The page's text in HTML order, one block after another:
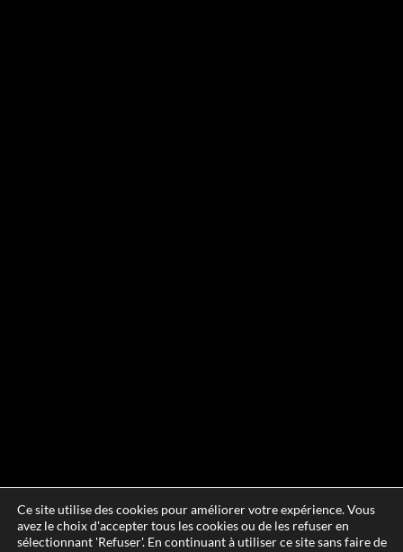
Ce site utilise des cookies pour améliorer votre expérience. Vous
avez le choix d'accepter tous les cookies ou de les refuser en
sélectionnant 'Refuser'. En continuant à utiliser ce site sans faire de